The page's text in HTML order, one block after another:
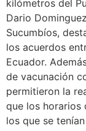
kilómetros del
Dario
Sucumbíos,
los acuerdos
Ecuador.
de vacunación
permitieron la
que los horarios
los que se